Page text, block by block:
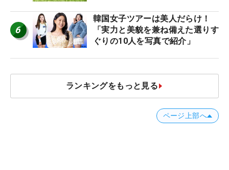
6
韓国女子ツアーは美人だらけ！
「実力と美貌を兼ね備えた選りす
ぐりの10人を写真で紹介」
ランキングをもっと見る
ページ上部へ